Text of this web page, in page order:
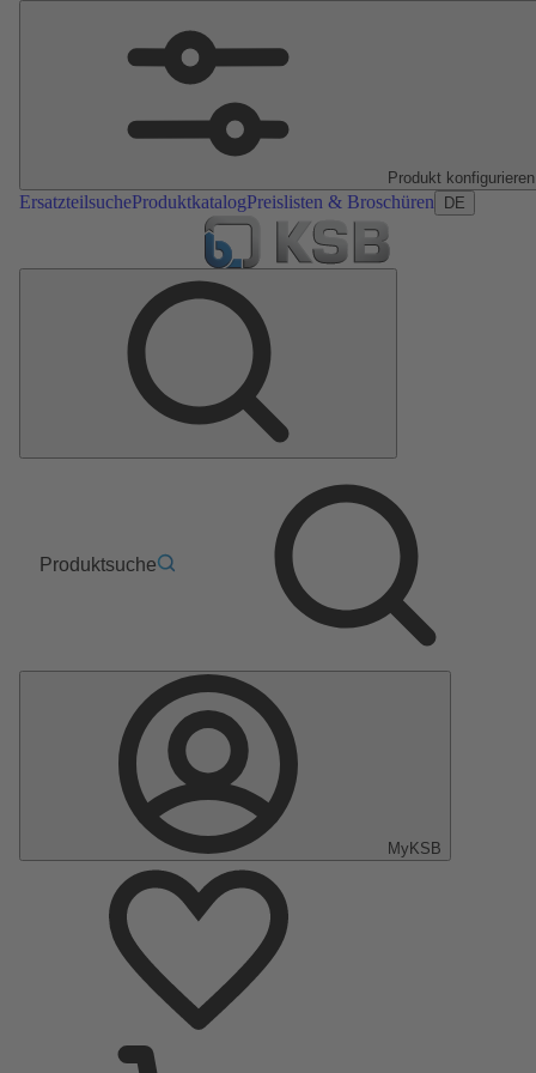
Produkt konfigurieren
ErsatzteilsucheProduktkatalogPreislisten & Broschüren DE
Produktsuche
MyKSB